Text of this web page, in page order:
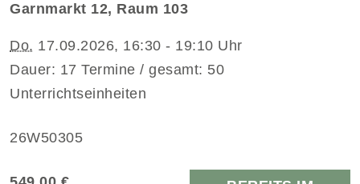
Garnmarkt 12, Raum 103
Do. 17.09.2026, 16:30 - 19:10 Uhr
Dauer: 17 Termine / gesamt: 50
Unterrichtseinheiten
26W50305